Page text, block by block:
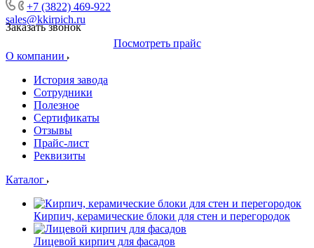
+7 (3822) 469-922
sales@kkirpich.ru
Заказать звонок
Посмотреть прайс
О компании
История завода
Сотрудники
Полезное
Сертификаты
Отзывы
Прайс-лист
Реквизиты
Каталог
Кирпич, керамические блоки для стен и перегородок
Лицевой кирпич для фасадов